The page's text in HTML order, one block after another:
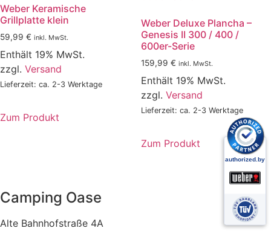
Weber Keramische
Grillplatte klein
59,99 € inkl. MwSt.
Enthält 19% MwSt.
zzgl. Versand
Lieferzeit: ca. 2-3 Werktage
Zum Produkt
Weber Deluxe Plancha –
Genesis II 300 / 400 /
600er-Serie
159,99 € inkl. MwSt.
Enthält 19% MwSt.
zzgl. Versand
Lieferzeit: ca. 2-3 Werktage
Zum Produkt
Camping Oase
Alte Bahnhofstraße 4A